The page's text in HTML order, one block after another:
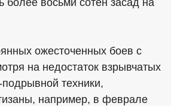
более восьми сотен засад на
ожесточенных боев с
на недостаток взрывчатых
техники,
например, в феврале